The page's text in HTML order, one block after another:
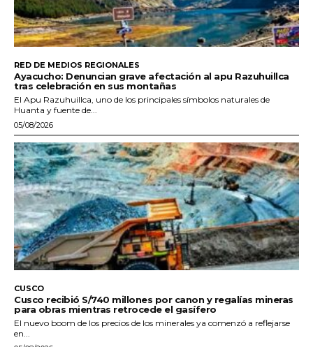
RED DE MEDIOS REGIONALES
Ayacucho: Denuncian grave afectación al apu Razuhuillca
tras celebración en sus montañas
El Apu Razuhuillca, uno de los principales símbolos naturales de
Huanta y fuente de...
05/08/2026
CUSCO
Cusco recibió S/740 millones por canon y regalías mineras
para obras mientras retrocede el gasífero
El nuevo boom de los precios de los minerales ya comenzó a reflejarse
en...